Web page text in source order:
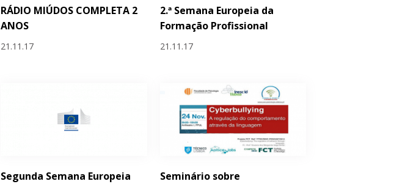
RÁDIO MIÚDOS COMPLETA 2
ANOS
21.11.17
2.ª Semana Europeia da
Formação Profissional
21.11.17
Segunda Semana Europeia
Seminário sobre